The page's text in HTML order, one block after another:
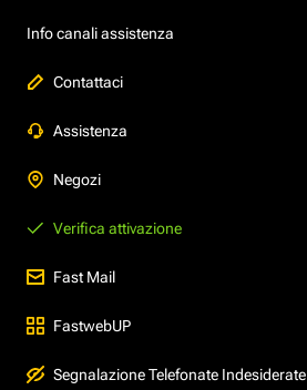
Info canali assistenza
Contattaci
Assistenza
Negozi
Verifica attivazione
Fast Mail
FastwebUP
Segnalazione Telefonate Indesiderate